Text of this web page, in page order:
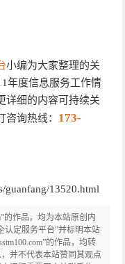
小编为大家整理的关
年度信息服务工作情
详细的内容可持续关
询热线： 173-
guanfang/13520.html
的作品，均为本站原创内
认定服务平台”并标明本站
的作品，均转
并不代表本站赞同其观点